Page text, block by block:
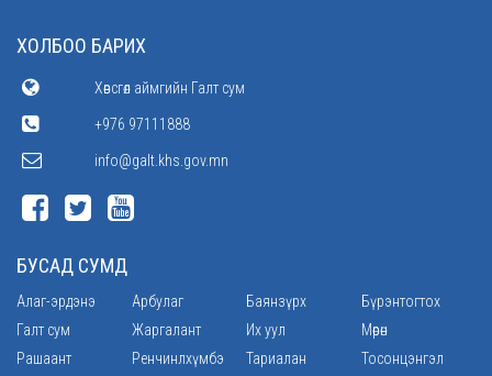
ХОЛБОО БАРИХ
Хөвсгөл аймгийн Галт сум
+976 97111888
info@galt.khs.gov.mn
БУСАД СУМД
Алаг-эрдэнэ Арбулаг Баянзүрх
Бүрэнтогтох
Галт сум
Жаргалант Их уул
Мөрөн
Рашаант
Ренчинлхүмбэ Тариалан
Тосонцэнгэл